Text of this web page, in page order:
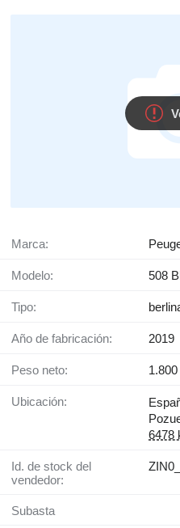
Marca:
Modelo: 508
Tipo:
Año de fabricación: 2019
Peso neto:
Ubicación:
6478
Id. de stock del
vendedor:
Subasta